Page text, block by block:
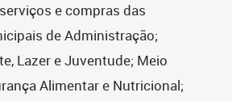
e compras das
de Administração;
Lazer e Juventude; Meio
Alimentar e Nutricional;